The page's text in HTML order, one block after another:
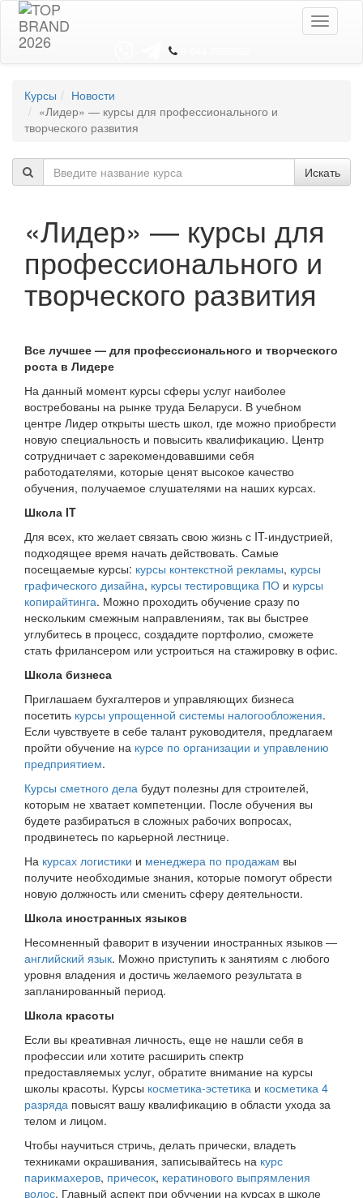
Toggle
Курсы
Новости
«Лидер» — курсы для профессионального и
творческого развития
Искать
«Лидер» — курсы для
профессионального и
творческого развития
Все лучшее — для профессионального и творческого
роста в Лидере
На данный момент курсы сферы услуг наиболее
востребованы на рынке труда Беларуси. В учебном
центре Лидер открыты шесть школ, где можно приобрести
новую специальность и повысить квалификацию. Центр
сотрудничает с зарекомендовавшими себя
работодателями, которые ценят высокое качество
обучения, получаемое слушателями на наших курсах.
Школа IT
Для всех, кто желает связать свою жизнь с IT-индустрией,
подходящее время начать действовать. Самые
посещаемые курсы: курсы контекстной рекламы, курсы
графического дизайна, курсы тестировщика ПО и курсы
копирайтинга. Можно проходить обучение сразу по
нескольким смежным направлениям, так вы быстрее
углубитесь в процесс, создадите портфолио, сможете
стать фрилансером или устроиться на стажировку в офис.
Школа бизнеса
Приглашаем бухгалтеров и управляющих бизнеса
посетить курсы упрощенной системы налогообложения.
Если чувствуете в себе талант руководителя, предлагаем
пройти обучение на курсе по организации и управлению
предприятием.
Курсы сметного дела будут полезны для строителей,
которым не хватает компетенции. После обучения вы
будете разбираться в сложных рабочих вопросах,
продвинетесь по карьерной лестнице.
На курсах логистики и менеджера по продажам вы
получите необходимые знания, которые помогут обрести
новую должность или сменить сферу деятельности.
Школа иностранных языков
Несомненный фаворит в изучении иностранных языков —
английский язык. Можно приступить к занятиям с любого
уровня владения и достичь желаемого результата в
запланированный период.
Школа красоты
Если вы креативная личность, еще не нашли себя в
профессии или хотите расширить спектр
предоставляемых услуг, обратите внимание на курсы
школы красоты. Курсы косметика-эстетика и косметика 4
разряда повысят вашу квалификацию в области ухода за
телом и лицом.
Чтобы научиться стричь, делать прически, владеть
техниками окрашивания, записывайтесь на курс
парикмахеров, причесок, кератинового выпрямления
волос. Главный аспект при обучении на курсах в школе